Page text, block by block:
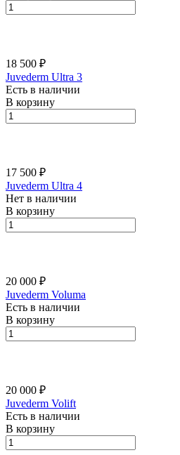
18 500 ₽
Juvederm Ultra 3
Есть в наличии
В корзину
17 500 ₽
Juvederm Ultra 4
Нет в наличии
В корзину
20 000 ₽
Juvederm Voluma
Есть в наличии
В корзину
20 000 ₽
Juvederm Volift
Есть в наличии
В корзину